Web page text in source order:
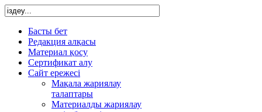
Басты бет
Редакция алқасы
Материал қосу
Сертификат алу
Сайт ережесі
Мақала жариялау
талаптары
Материалды жариялау